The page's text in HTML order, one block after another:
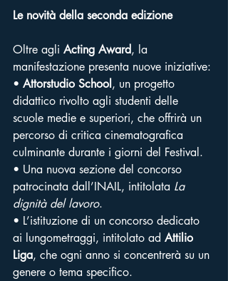
Le novità della seconda edizione
Oltre agli Acting Award, la
manifestazione presenta nuove iniziative:
• Attorstudio School , un progetto
didattico rivolto agli studenti delle
scuole medie e superiori, che offrirà un
percorso di critica cinematografica
culminante durante i giorni del Festival.
• Una nuova sezione del concorso
patrocinata dall’INAIL, intitolata La
dignità del lavoro.
• L’istituzione di un concorso dedicato
ai lungometraggi, intitolato ad Attilio
Liga, che ogni anno si concentrerà su un
genere o tema specifico.